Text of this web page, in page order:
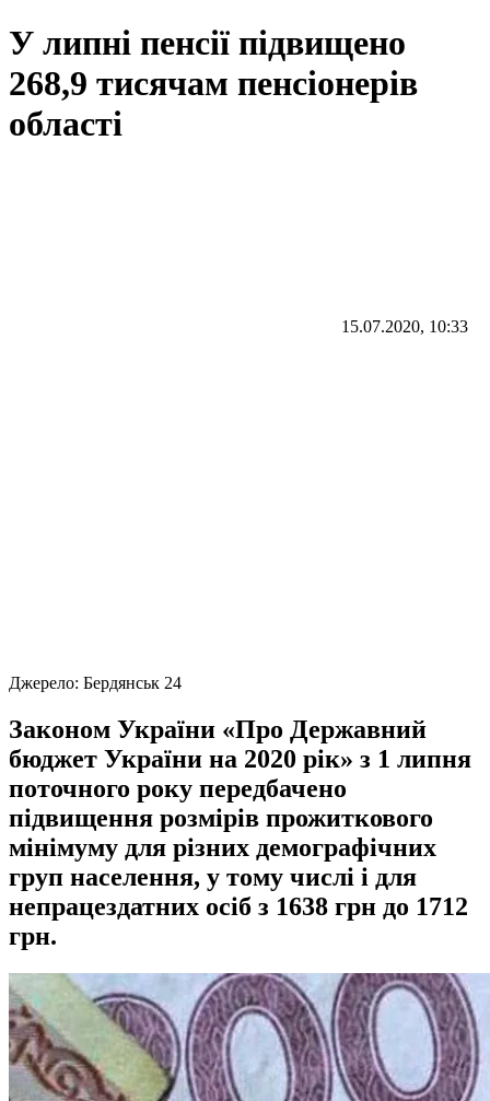
У липні пенсії підвищено
268,9 тисячам пенсіонерів
області
15.07.2020, 10:33
Джерело: Бердянськ 24
Законом України «Про Державний
бюджет України на 2020 рік» з 1 липня
поточного року передбачено
підвищення розмірів прожиткового
мінімуму для різних демографічних
груп населення, у тому числі і для
непрацездатних осіб з 1638 грн до 1712
грн.